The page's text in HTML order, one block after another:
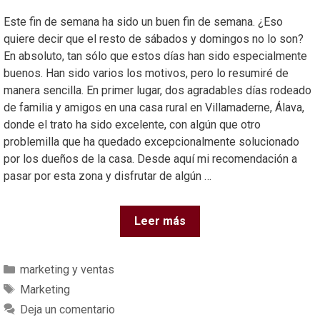
Este fin de semana ha sido un buen fin de semana. ¿Eso
quiere decir que el resto de sábados y domingos no lo son?
En absoluto, tan sólo que estos días han sido especialmente
buenos. Han sido varios los motivos, pero lo resumiré de
manera sencilla. En primer lugar, dos agradables días rodeado
de familia y amigos en una casa rural en Villamaderne, Álava,
donde el trato ha sido excelente, con algún que otro
problemilla que ha quedado excepcionalmente solucionado
por los dueños de la casa. Desde aquí mi recomendación a
pasar por esta zona y disfrutar de algún …
Leer más
marketing y ventas
Marketing
Deja un comentario